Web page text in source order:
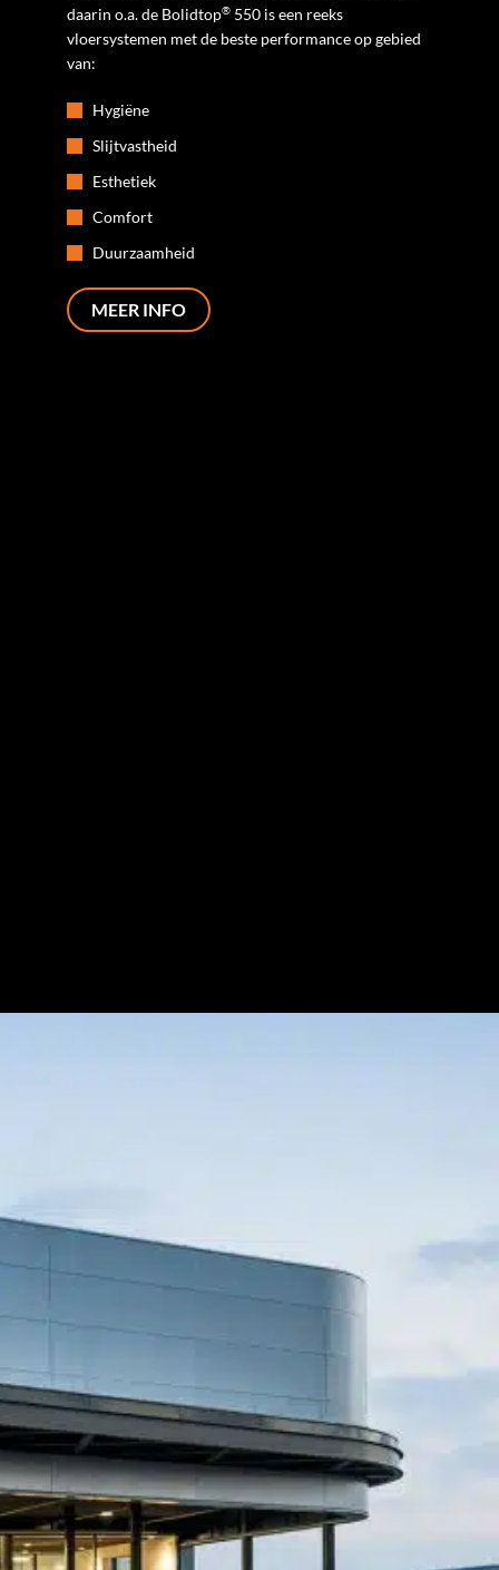
daarin o.a. de Bolidtop® 550 is een reeks
vloersystemen met de beste performance op gebied
van:
Hygiëne
Slijtvastheid
Esthetiek
Comfort
Duurzaamheid
MEER INFO